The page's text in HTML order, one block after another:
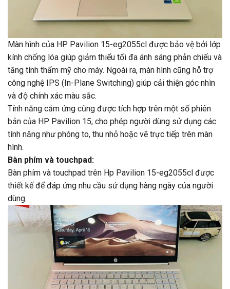
Màn hình của HP Pavilion 15-eg2055cl được bảo vệ bởi lớp
kính chống lóa giúp giảm thiểu tối đa ánh sáng phản chiếu và
tăng tính thẩm mỹ cho máy. Ngoài ra, màn hình cũng hỗ trợ
công nghệ IPS (In-Plane Switching) giúp cải thiện góc nhìn
và độ chính xác màu sắc.
Tính năng cảm ứng cũng được tích hợp trên một số phiên
bản của HP Pavilion 15, cho phép người dùng sử dụng các
tính năng như phóng to, thu nhỏ hoặc vẽ trực tiếp trên màn
hình.
Bàn phím và touchpad:
Bàn phím và touchpad trên Hp Pavilion 15-eg2055cl được
thiết kế để đáp ứng nhu cầu sử dụng hàng ngày của người
dùng.